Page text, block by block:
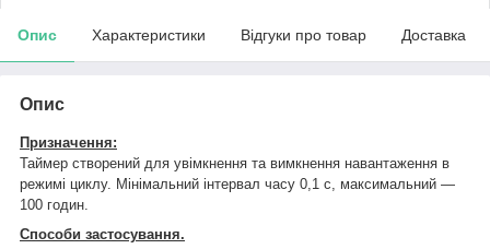
Опис Характеристики Відгуки про товар Доставка
Опис
Призначення:
Таймер створений для увімкнення та вимкнення навантаження в
режимі циклу. Мінімальний інтервал часу 0,1 с, максимальний —
100 годин.
Способи застосування.